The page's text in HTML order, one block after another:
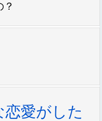
愛がした